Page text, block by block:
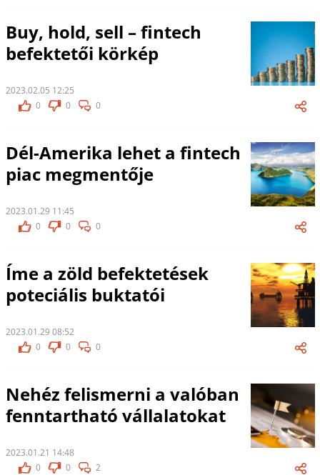
Buy, hold, sell – fintech
befektetői körkép
2023.02.05 12:25
0
0 0
Dél-Amerika lehet a fintech
piac megmentője
2023.01.29 11:45
0
0 0
Íme a zöld befektetések
poteciális buktatói
2023.01.29 08:52
0
0 0
Nehéz felismerni a valóban
fenntartható vállalatokat
2023.01.21 14:48
0
0 2